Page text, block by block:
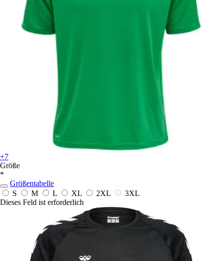
+7
Größe
*
Größentabelle
S
M L XL 2XL
3XL
Dieses Feld ist erforderlich